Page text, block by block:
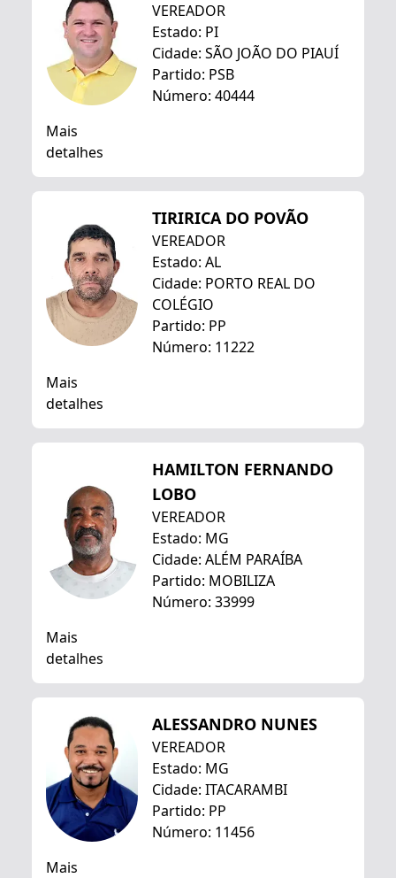
VEREADOR
Estado: PI
Cidade: SÃO JOÃO DO PIAUÍ
Partido: PSB
Número: 40444
Mais
detalhes
TIRIRICA DO POVÃO
VEREADOR
Estado: AL
Cidade: PORTO REAL DO
COLÉGIO
Partido: PP
Número: 11222
Mais
detalhes
HAMILTON FERNANDO
LOBO
VEREADOR
Estado: MG
Cidade: ALÉM PARAÍBA
Partido: MOBILIZA
Número: 33999
Mais
detalhes
ALESSANDRO NUNES
VEREADOR
Estado: MG
Cidade: ITACARAMBI
Partido: PP
Número: 11456
Mais